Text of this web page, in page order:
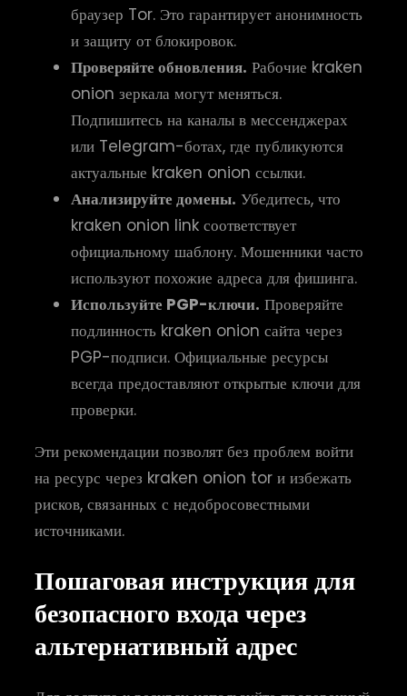
браузер Tor. Это гарантирует анонимность
и защиту от блокировок.
Проверяйте обновления. Рабочие kraken
onion зеркала могут меняться.
Подпишитесь на каналы в мессенджерах
или Telegram-ботах, где публикуются
актуальные kraken onion ссылки.
Анализируйте домены. Убедитесь, что
kraken onion link соответствует
официальному шаблону. Мошенники часто
используют похожие адреса для фишинга.
Используйте PGP-ключи. Проверяйте
подлинность kraken onion сайта через
PGP-подписи. Официальные ресурсы
всегда предоставляют открытые ключи для
проверки.
Эти рекомендации позволят без проблем войти
на ресурс через kraken onion tor и избежать
рисков, связанных с недобросовестными
источниками.
Пошаговая инструкция для
безопасного входа через
альтернативный адрес